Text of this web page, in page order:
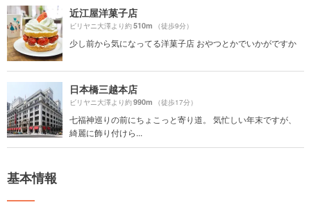
近江屋洋菓子店
ビリヤニ大澤より約510m （徒歩9分）
少し前から気になってる洋菓子店 おやつとかでいかがですか
日本橋三越本店
ビリヤニ大澤より約990m （徒歩17分）
七福神巡りの前にちょこっと寄り道。 気忙しい年末ですが、
綺麗に飾り付けら...
基本情報